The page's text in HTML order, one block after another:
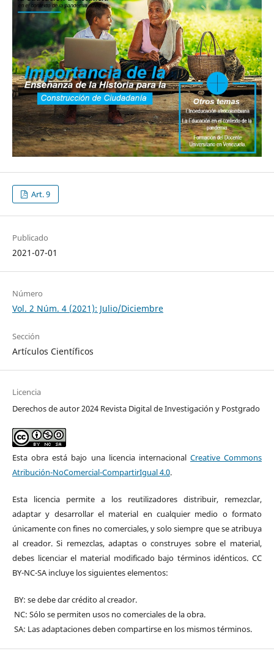
Art. 9
Publicado
2021-07-01
Número
Vol. 2 Núm. 4 (2021): Julio/Diciembre
Sección
Artículos Científicos
Licencia
Derechos de autor 2024 Revista Digital de Investigación y Postgrado
Esta obra está bajo una licencia internacional Creative Commons
Atribución-NoComercial-CompartirIgual 4.0.
Esta licencia permite a los reutilizadores distribuir, remezclar,
adaptar y desarrollar el material en cualquier medio o formato
únicamente con fines no comerciales, y solo siempre que se atribuya
al creador. Si remezclas, adaptas o construyes sobre el material,
debes licenciar el material modificado bajo términos idénticos. CC
BY-NC-SA incluye los siguientes elementos:
BY: se debe dar crédito al creador.
NC: Sólo se permiten usos no comerciales de la obra.
SA: Las adaptaciones deben compartirse en los mismos términos.